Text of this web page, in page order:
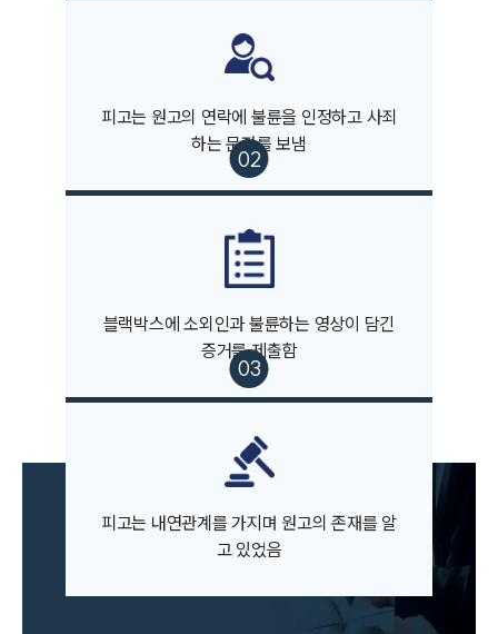
부소개
부소개
대륜의 강점
오시는 길
고객의 소리
통합검색
AI대륜
업무사례
이혼 주요 업무사례
사례분석/최신동향
이혼 법률정보
법률지식인
피고는 원고의 연락에 불륜을 인정하고 사죄
하는 문자를 보냄
블랙박스에 소외인과 불륜하는 영상이 담긴
증거를 제출함
피고는 내연관계를 가지며 원고의 존재를 알
고 있었음